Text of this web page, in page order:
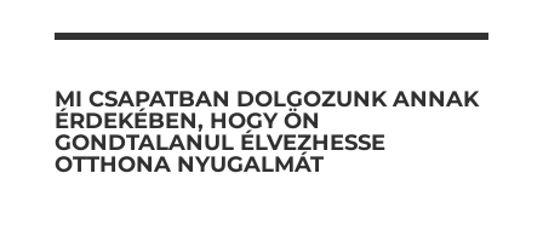
MI CSAPATBAN DOLGOZUNK ANNAK
ÉRDEKÉBEN, HOGY ÖN
GONDTALANUL ÉLVEZHESSE
OTTHONA NYUGALMÁT